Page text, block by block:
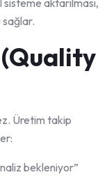
sağlar.
Üretim takip
bekleniyor”